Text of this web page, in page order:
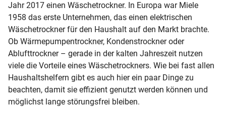
Jahr 2017 einen Wäschetrockner. In Europa war Miele
1958 das erste Unternehmen, das einen elektrischen
Wäschetrockner für den Haushalt auf den Markt brachte.
Ob Wärmepumpentrockner, Kondenstrockner oder
Ablufttrockner – gerade in der kalten Jahreszeit nutzen
viele die Vorteile eines Wäschetrockners. Wie bei fast allen
Haushaltshelfern gibt es auch hier ein paar Dinge zu
beachten, damit sie effizient genutzt werden können und
möglichst lange störungsfrei bleiben.